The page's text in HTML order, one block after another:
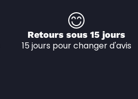
Retours sous 15 jours
15 jours pour changer d'avis